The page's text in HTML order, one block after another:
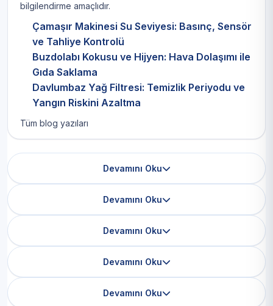
bilgilendirme amaçlıdır.
Çamaşır Makinesi Su Seviyesi: Basınç, Sensör
ve Tahliye Kontrolü
Buzdolabı Kokusu ve Hijyen: Hava Dolaşımı ile
Gıda Saklama
Davlumbaz Yağ Filtresi: Temizlik Periyodu ve
Yangın Riskini Azaltma
Tüm blog yazıları
Devamını Oku
Devamını Oku
Devamını Oku
Devamını Oku
Devamını Oku